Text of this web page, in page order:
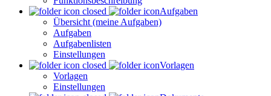
Aufgaben
Übersicht (meine Aufgaben)
Aufgaben
Aufgabenlisten
Einstellungen
Vorlagen
Vorlagen
Einstellungen